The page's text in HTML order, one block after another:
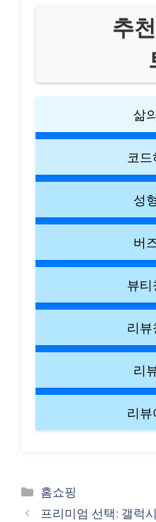
추
삶
코
성
버
뷰티
리뷰
리
리뷰
Categories
홈쇼핑
프리미엄 선택: 갤럭